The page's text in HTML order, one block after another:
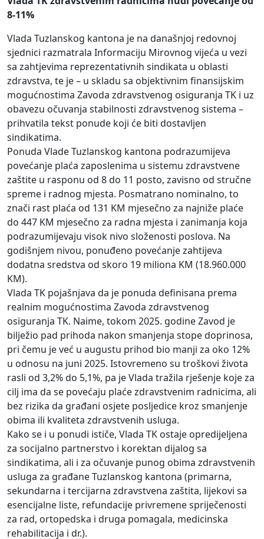
8-11%
Vlada Tuzlanskog kantona je na današnjoj redovnoj
sjednici razmatrala Informaciju Mirovnog vijeća u vezi
sa zahtjevima reprezentativnih sindikata u oblasti
zdravstva, te je – u skladu sa objektivnim finansijskim
mogućnostima Zavoda zdravstvenog osiguranja TK i uz
obavezu očuvanja stabilnosti zdravstvenog sistema –
prihvatila tekst ponude koji će biti dostavljen
sindikatima.
Ponuda Vlade Tuzlanskog kantona podrazumijeva
povećanje plaća zaposlenima u sistemu zdravstvene
zaštite u rasponu od 8 do 11 posto, zavisno od stručne
spreme i radnog mjesta. Posmatrano nominalno, to
znači rast plaća od 131 KM mjesečno za najniže plaće
do 447 KM mjesečno za radna mjesta i zanimanja koja
podrazumijevaju visok nivo složenosti poslova. Na
godišnjem nivou, ponuđeno povećanje zahtijeva
dodatna sredstva od skoro 19 miliona KM (18.960.000
KM).
Vlada TK pojašnjava da je ponuda definisana prema
realnim mogućnostima Zavoda zdravstvenog
osiguranja TK. Naime, tokom 2025. godine Zavod je
bilježio pad prihoda nakon smanjenja stope doprinosa,
pri čemu je već u augustu prihod bio manji za oko 12%
u odnosu na juni 2025. Istovremeno su troškovi života
rasli od 3,2% do 5,1%, pa je Vlada tražila rješenje koje za
cilj ima da se povećaju plaće zdravstvenim radnicima, ali
bez rizika da građani osjete posljedice kroz smanjenje
obima ili kvaliteta zdravstvenih usluga.
Kako se i u ponudi ističe, Vlada TK ostaje opredijeljena
za socijalno partnerstvo i korektan dijalog sa
sindikatima, ali i za očuvanje punog obima zdravstvenih
usluga za građane Tuzlanskog kantona (primarna,
sekundarna i tercijarna zdravstvena zaštita, lijekovi sa
esencijalne liste, refundacije privremene spriječenosti
za rad, ortopedska i druga pomagala, medicinska
rehabilitacija i dr.).